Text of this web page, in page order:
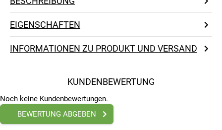
EIGENSCHAFTEN
INFORMATIONEN ZU PRODUKT UND VERSAND
KUNDENBEWERTUNG
Noch keine Kundenbewertungen.
BEWERTUNG ABGEBEN